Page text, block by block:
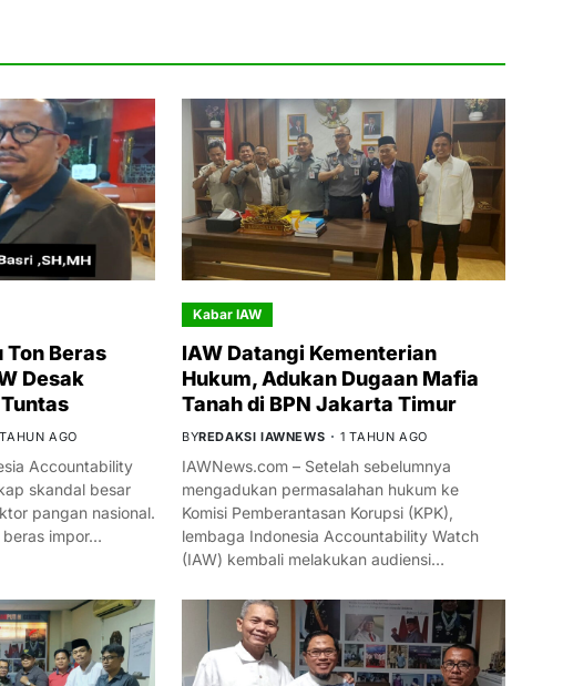
Ton Beras
Desak
AGO
Accountability
skandal besar
pangan nasional.
impor…
Kabar IAW
IAW Datangi Kementerian
Hukum, Adukan Dugaan Mafia
Tanah di BPN Jakarta Timur
BYREDAKSI IAWNEWS 1 TAHUN AGO
IAWNews.com – Setelah sebelumnya
mengadukan permasalahan hukum ke
Komisi Pemberantasan Korupsi (KPK),
lembaga Indonesia Accountability Watch
(IAW) kembali melakukan audiensi…